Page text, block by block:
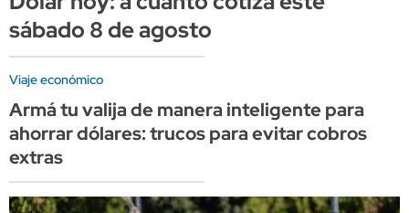
sábado 8 de agosto
Viaje económico
Armá tu valija de manera inteligente para
ahorrar dólares: trucos para evitar cobros
extras